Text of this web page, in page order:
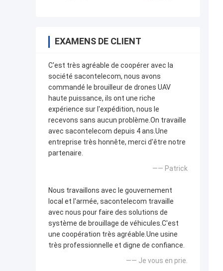
EXAMENS DE CLIENT
C'est très agréable de coopérer avec la
société sacontelecom, nous avons
commandé le brouilleur de drones UAV
haute puissance, ils ont une riche
expérience sur l'expédition, nous le
recevons sans aucun problème.On travaille
avec sacontelecom depuis 4 ans.Une
entreprise très honnête, merci d'être notre
partenaire.
—— Patrick
Nous travaillons avec le gouvernement
local et l'armée, sacontelecom travaille
avec nous pour faire des solutions de
système de brouillage de véhicules.C'est
une coopération très agréable.Une usine
très professionnelle et digne de confiance.
—— Je vous en prie.